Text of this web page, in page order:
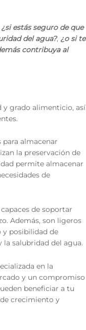
estás seguro de que
del agua?, ¿o si te
contribuya al
y grado alimenticio, así
almacenar
la preservación de
permite almacenar
de
de soportar
Además, son ligeros
y posibilidad de
salubridad del agua.
en la
y un compromiso
beneficiar a tu
crecimiento y